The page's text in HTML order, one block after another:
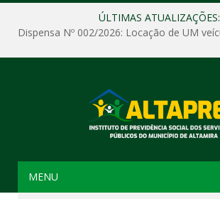
ÚLTIMAS ATUALIZAÇÕES:
MENU